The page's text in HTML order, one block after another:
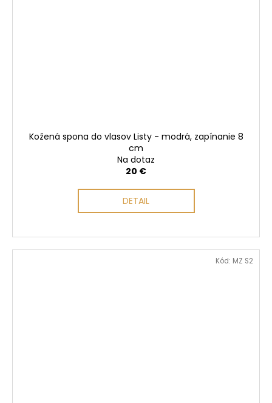
Kožená spona do vlasov Listy - modrá, zapínanie 8
cm
Na dotaz
20 €
DETAIL
Kód: MZ S2